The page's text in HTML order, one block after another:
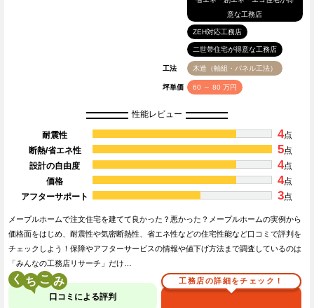
意な工務店
ZEH対応工務店
二世帯住宅が得意な工務店
工法 木造（軸組・パネル工法）
坪単価 60 ～ 80 万円
性能レビュー
耐震性 4点
断熱/省エネ性
5点
設計の自由度
4点
価格
4点
アフターサポート
3点
メープルホームで注文住宅を建てて良かった？悪かった？メープルホームの実例から
価格面をはじめ、耐震性や気密断熱性、省エネ性などの住宅性能など口コミで評判を
チェックしよう！保障やアフターサービスの情報や値下げ方法まで調査しているのは
「みんなの工務店リサーチ」だけ…
く こ
口コミによる評判
工務店の詳細をチェック！